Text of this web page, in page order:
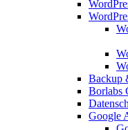
Backup
Borlabs
Google